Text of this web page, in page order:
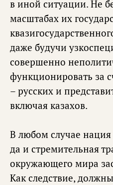
в иной ситуации. Не
масштабах их
даже будучи
совершенно
функционировать за
– русских и
включая казахов.
В любом случае нация
да и стремительная
окружающего мира
Как следствие,